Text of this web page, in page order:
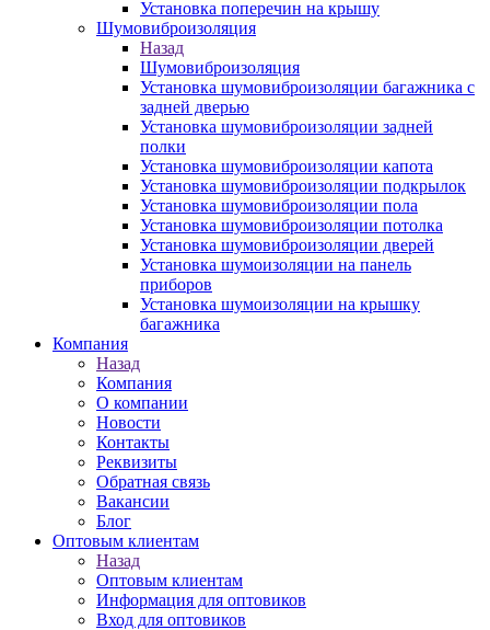
Установка поперечин на крышу
Шумовиброизоляция
Назад
Шумовиброизоляция
Установка шумовиброизоляции багажника с
задней дверью
Установка шумовиброизоляции задней
полки
Установка шумовиброизоляции капота
Установка шумовиброизоляции подкрылок
Установка шумовиброизоляции пола
Установка шумовиброизоляции потолка
Установка шумовиброизоляции дверей
Установка шумоизоляции на панель
приборов
Установка шумоизоляции на крышку
багажника
Компания
Назад
Компания
О компании
Новости
Контакты
Реквизиты
Обратная связь
Вакансии
Блог
Оптовым клиентам
Назад
Оптовым клиентам
Информация для оптовиков
Вход для оптовиков